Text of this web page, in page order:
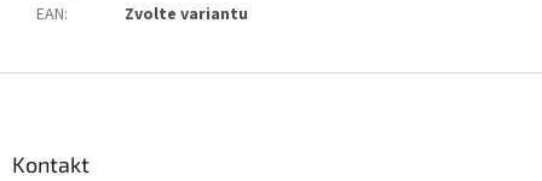
EAN: Zvolte variantu
Kontakt